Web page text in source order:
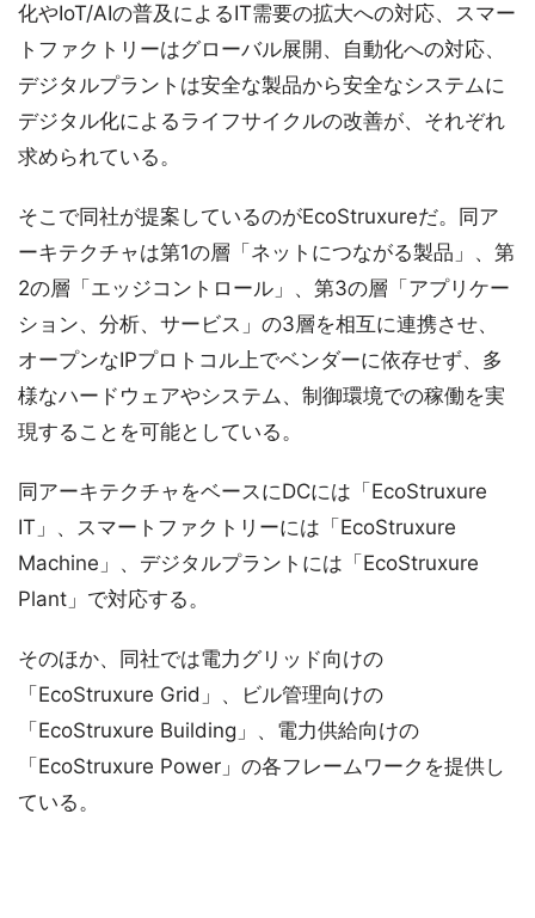
化やIoT/AIの普及によるIT需要の拡大への対応、スマー
トファクトリーはグローバル展開、自動化への対応、
デジタルプラントは安全な製品から安全なシステムに
デジタル化によるライフサイクルの改善が、それぞれ
求められている。
そこで同社が提案しているのがEcoStruxureだ。同ア
ーキテクチャは第1の層「ネットにつながる製品」、第
2の層「エッジコントロール」、第3の層「アプリケー
ション、分析、サービス」の3層を相互に連携させ、
オープンなIPプロトコル上でベンダーに依存せず、多
様なハードウェアやシステム、制御環境での稼働を実
現することを可能としている。
同アーキテクチャをベースにDCには「EcoStruxure
IT」、スマートファクトリーには「EcoStruxure
Machine」、デジタルプラントには「EcoStruxure
Plant」で対応する。
そのほか、同社では電力グリッド向けの
「EcoStruxure Grid」、ビル管理向けの
「EcoStruxure Building」、電力供給向けの
「EcoStruxure Power」の各フレームワークを提供し
ている。